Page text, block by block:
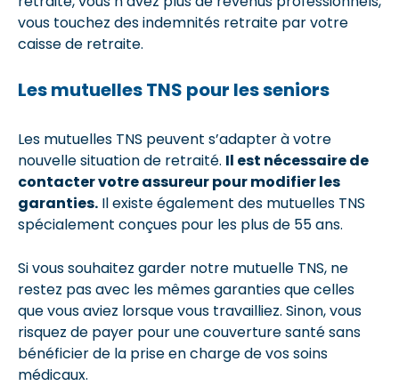
vous touchez des indemnités retraite par votre
caisse de retraite.
Les mutuelles TNS pour les seniors
Les mutuelles TNS peuvent s’adapter à votre
nouvelle situation de retraité. Il est nécessaire de
contacter votre assureur pour modifier les
garanties. Il existe également des mutuelles TNS
spécialement conçues pour les plus de 55 ans.
Si vous souhaitez garder notre mutuelle TNS, ne
restez pas avec les mêmes garanties que celles
que vous aviez lorsque vous travailliez. Sinon, vous
risquez de payer pour une couverture santé sans
bénéficier de la prise en charge de vos soins
médicaux.